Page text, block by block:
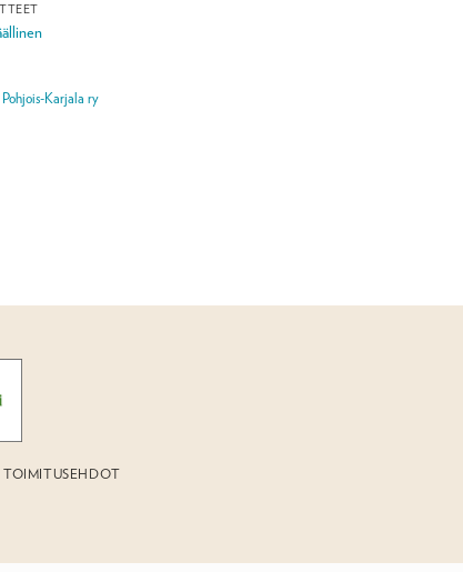
Karjala ry